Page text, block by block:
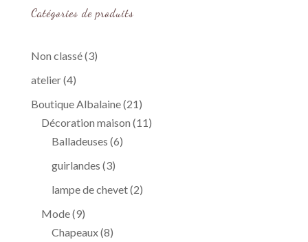
Catégories de produits
Non classé 33
atelier 44
Boutique Albalaine 21 21
produits
Décoration maison 11 11
Balladeuses 66
guirlandes 33
produits
lampe de chevet 22
Mode 99
produits
Chapeaux 88